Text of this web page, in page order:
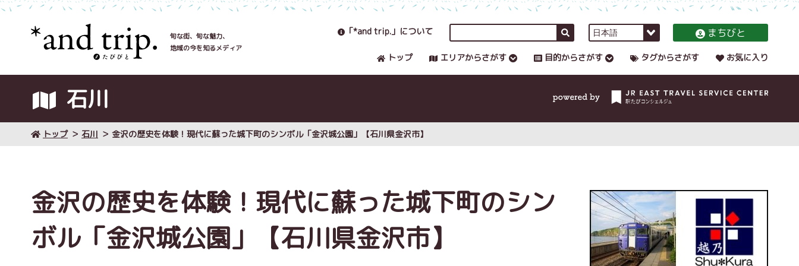
旬な街、旬な魅力、
地域の今を知るメディア
「*and trip.」について まちびと
トップ エリアからさがす 目的からさがす タグからさがす お気に入り
石川
トップ 石川 金沢の歴史を体験！現代に蘇った城下町のシンボル「金沢城公園」【石川県金沢市】
金沢の歴史を体験！現代に蘇った城下町のシン
ボル「金沢城公園」【石川県金沢市】